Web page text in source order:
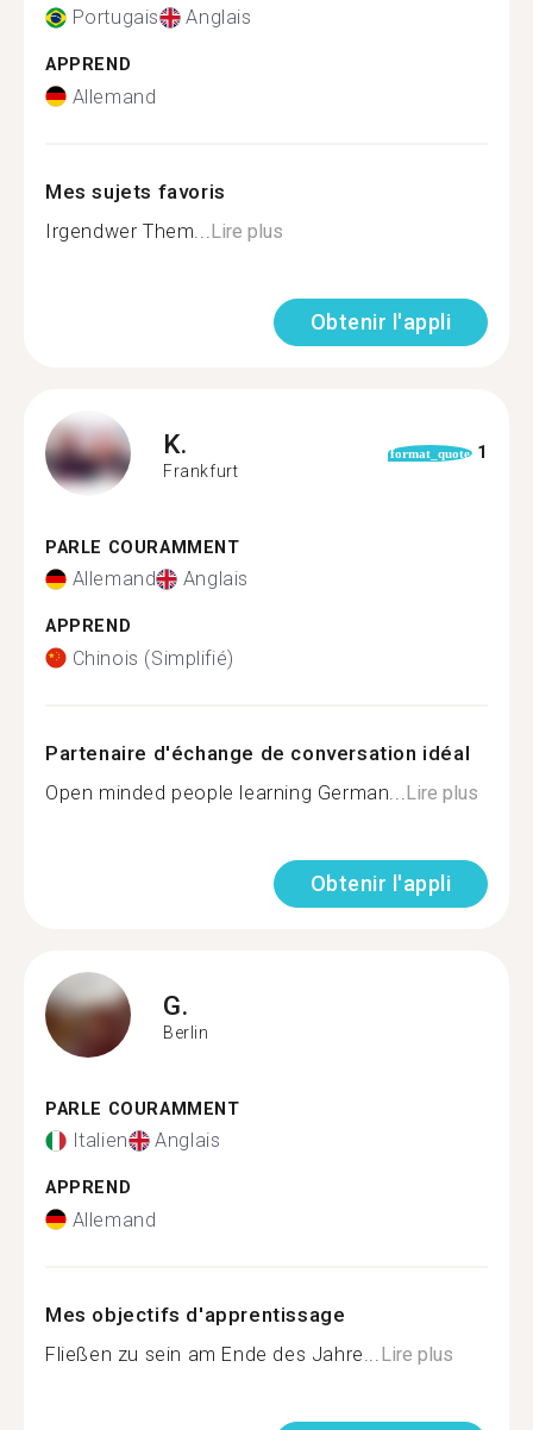
Portugais Anglais
APPREND
Allemand
Mes sujets favoris
Irgendwer Them... Lire plus
Obtenir l'appli
K.
Frankfurt
format_quote 1
PARLE COURAMMENT
Allemand Anglais
APPREND
Chinois (Simplifié)
Partenaire d'échange de conversation idéal
Open minded people learning German... Lire plus
Obtenir l'appli
G.
Berlin
PARLE COURAMMENT
Italien Anglais
APPREND
Allemand
Mes objectifs d'apprentissage
Fließen zu sein am Ende des Jahre... Lire plus